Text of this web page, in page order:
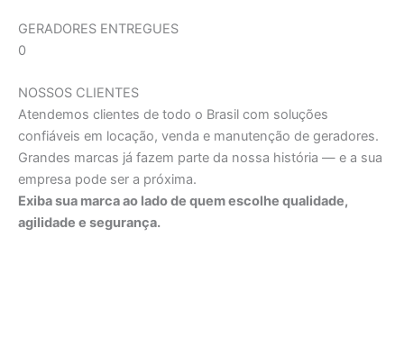
GERADORES ENTREGUES
0
NOSSOS CLIENTES
Atendemos clientes de todo o Brasil com soluções
confiáveis em locação, venda e manutenção de geradores.
Grandes marcas já fazem parte da nossa história — e a sua
empresa pode ser a próxima.
Exiba sua marca ao lado de quem escolhe qualidade,
agilidade e segurança.